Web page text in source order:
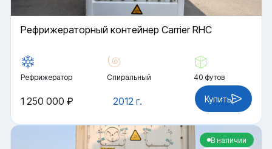
Рефрижераторный контейнер Carrier RHC
Рефрижератор Спиральный 40 футов
2012 г.
1 250 000 ₽ Купить
В наличии